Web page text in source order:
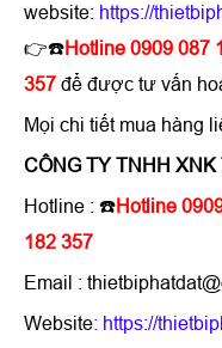
website: https://
👉☎️Hotline 0909 087
357 để được tư vấn
Mọi chi tiết mua hàng
CÔNG TY TNHH
Hotline : ☎️Hotline
182 357
Email :
Website: https://